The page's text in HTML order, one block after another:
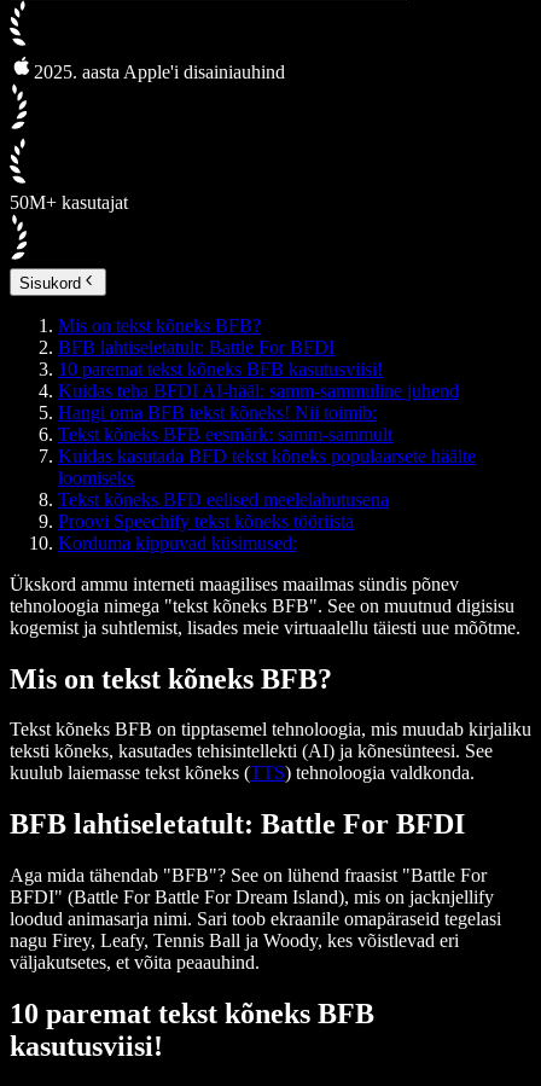
2025. aasta Apple'i disainiauhind
50M+ kasutajat
Sisukord
Mis on tekst kõneks BFB?
BFB lahtiseletatult: Battle For BFDI
10 paremat tekst kõneks BFB kasutusviisi!
Kuidas teha BFDI AI-hääl: samm-sammuline juhend
Hangi oma BFB tekst kõneks! Nii toimib:
Tekst kõneks BFB eesmärk: samm-sammult
Kuidas kasutada BFD tekst kõneks populaarsete häälte
loomiseks
Tekst kõneks BFD eelised meelelahutusena
Proovi Speechify tekst kõneks tööriista
Korduma kippuvad küsimused:
Ükskord ammu interneti maagilises maailmas sündis põnev
tehnoloogia nimega "tekst kõneks BFB". See on muutnud digisisu
kogemist ja suhtlemist, lisades meie virtuaalellu täiesti uue mõõtme.
Mis on tekst kõneks BFB?
Tekst kõneks BFB on tipptasemel tehnoloogia, mis muudab kirjaliku
teksti kõneks, kasutades tehisintellekti (AI) ja kõnesünteesi. See
kuulub laiemasse tekst kõneks (TTS) tehnoloogia valdkonda.
BFB lahtiseletatult: Battle For BFDI
Aga mida tähendab "BFB"? See on lühend fraasist "Battle For
BFDI" (Battle For Battle For Dream Island), mis on jacknjellify
loodud animasarja nimi. Sari toob ekraanile omapäraseid tegelasi
nagu Firey, Leafy, Tennis Ball ja Woody, kes võistlevad eri
väljakutsetes, et võita peaauhind.
10 paremat tekst kõneks BFB
kasutusviisi!